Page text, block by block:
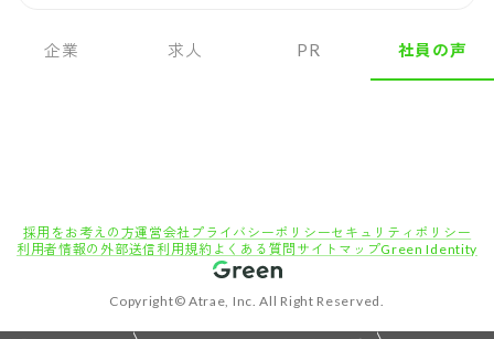
企業 求人 PR 社員の声
採用をお考えの方運営会社 プライバシーポリシーセキュリティポリシー
利用者情報の外部送信利用規約 よくある質問 サイトマップGreen Identity
Copyright© Atrae, Inc. All Right Reserved.